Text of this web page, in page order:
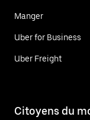
Manger
Uber for Business
Uber Freight
Citoyens du